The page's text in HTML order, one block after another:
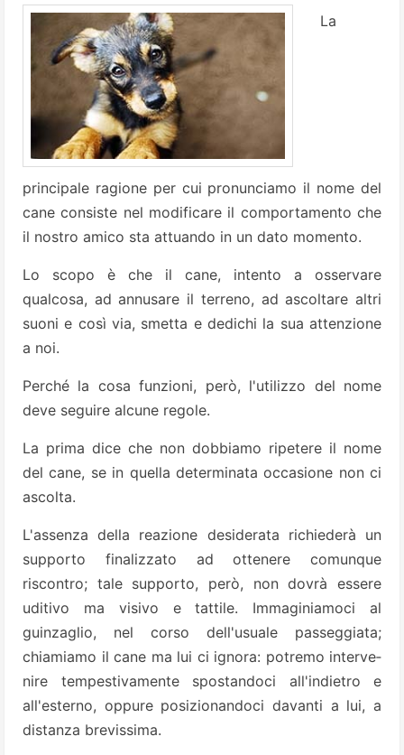
La
principale ragione per cui pronunciamo il nome del
ca­ne consiste nel modificare il comportamento che
il nostro ami­co sta attuando in un dato momen­to.
Lo scopo è che il cane, intento a osservare
qualcosa, ad annusare il terreno, ad ascoltare altri
suoni e così via, smetta e dedichi la sua at­tenzione
a noi.
Perché la cosa fun­zioni, però, l'utilizzo del nome
deve seguire alcune regole.
La prima dice che non dobbiamo ripetere il nome
del cane, se in quella determinata occasione non ci
ascolta.
L'assenza della reazione desiderata richiederà un
supporto finalizzato ad ottene­re comunque
riscontro; tale suppor­to, però, non dovrà essere
uditivo ma visivo e tattile. Immaginiamoci al
guinzaglio, nel corso dell'usua­le passeggiata;
chiamiamo il cane ma lui ci ignora: potremo interve­
nire tempestivamente spostandoci all'indietro e
all'esterno, oppure po­sizionandoci davanti a lui, a
distan­za brevissima.